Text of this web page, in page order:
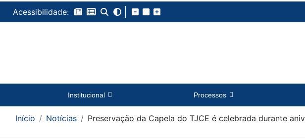
Acessibilidade:
Institucional Processos
Início Notícias Preservação da Capela do TJCE é celebrada durante